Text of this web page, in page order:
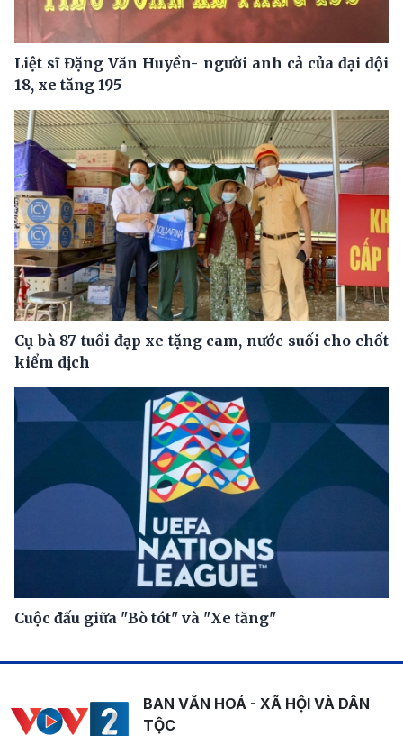
Liệt sĩ Đặng Văn Huyền- người anh cả của đại đội
18, xe tăng 195
Cụ bà 87 tuổi đạp xe tặng cam, nước suối cho chốt
kiểm dịch
Cuộc đấu giữa "Bò tót" và "Xe tăng"
BAN VĂN HOÁ - XÃ HỘI VÀ DÂN
TỘC